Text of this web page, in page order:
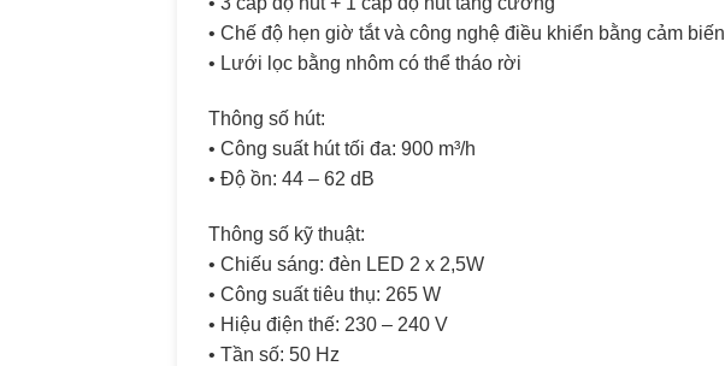
• Chế độ hẹn giờ tắt và công nghệ điều khiển bằng cảm biến
• Lưới lọc bằng nhôm có thể tháo rời
Thông số hút:
• Công suất hút tối đa: 900 m³/h
• Độ ồn: 44 – 62 dB
Thông số kỹ thuật:
• Chiếu sáng: đèn LED 2 x 2,5W
• Công suất tiêu thụ: 265 W
• Hiệu điện thế: 230 – 240 V
• Tần số: 50 Hz